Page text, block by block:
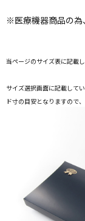
※医療機器商品の為
当ページのサイズ表に記載
サイズ選択画面に記載して
ド寸の目安となりますので